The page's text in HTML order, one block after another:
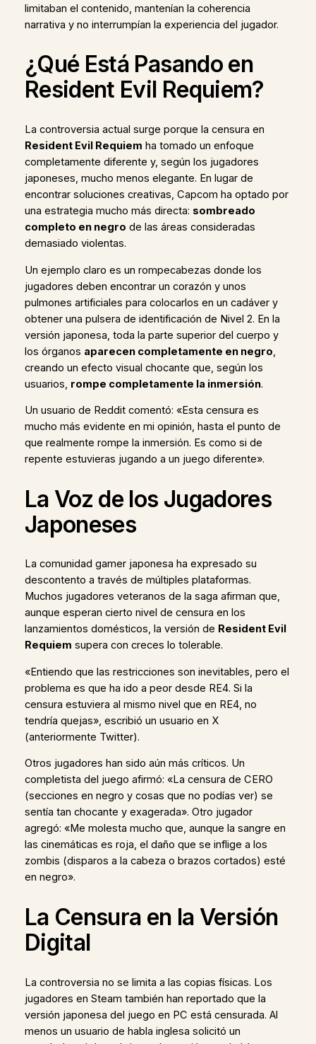
limitaban el contenido, mantenían la coherencia
narrativa y no interrumpían la experiencia del jugador.
¿Qué Está Pasando en
Resident Evil Requiem?
La controversia actual surge porque la censura en
Resident Evil Requiem ha tomado un enfoque
completamente diferente y, según los jugadores
japoneses, mucho menos elegante. En lugar de
encontrar soluciones creativas, Capcom ha optado por
una estrategia mucho más directa: sombreado
completo en negro de las áreas consideradas
demasiado violentas.
Un ejemplo claro es un rompecabezas donde los
jugadores deben encontrar un corazón y unos
pulmones artificiales para colocarlos en un cadáver y
obtener una pulsera de identificación de Nivel 2. En la
versión japonesa, toda la parte superior del cuerpo y
los órganos aparecen completamente en negro
creando un efecto visual chocante que, según los
usuarios, rompe completamente la inmersión.
Un usuario de Reddit comentó: «Esta censura es
mucho más evidente en mi opinión, hasta el punto de
que realmente rompe la inmersión. Es como si de
repente estuvieras jugando a un juego diferente».
La Voz de los Jugadores
Japoneses
La comunidad gamer japonesa ha expresado su
descontento a través de múltiples plataformas.
Muchos jugadores veteranos de la saga afirman que,
aunque esperan cierto nivel de censura en los
lanzamientos domésticos, la versión de Resident Evil
Requiem supera con creces lo tolerable.
«Entiendo que las restricciones son inevitables, pero el
problema es que ha ido a peor desde RE4. Si la
censura estuviera al mismo nivel que en RE4, no
tendría quejas», escribió un usuario en X
(anteriormente Twitter).
Otros jugadores han sido aún más críticos. Un
completista del juego afirmó: «La censura de CERO
(secciones en negro y cosas que no podías ver) se
sentía tan chocante y exagerada». Otro jugador
agregó: «Me molesta mucho que, aunque la sangre en
las cinemáticas es roja, el daño que se inflige a los
zombis (disparos a la cabeza o brazos cortados) esté
en negro».
La Censura en la Versión
Digital
La controversia no se limita a las copias físicas. Los
jugadores en Steam también han reportado que la
versión japonesa del juego en PC está censurada. Al
menos un usuario de habla inglesa solicitó un